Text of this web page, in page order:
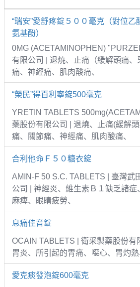
“瑞安”愛舒疼錠５００毫克（對位乙
氨基酚）
0MG (ACETAMINOPHEN)
有限公司 | 退燒、止痛（緩解頭痛
痛、神經痛、肌肉酸痛、
“榮民”得百利寧錠500毫克
YRETIN TABLETS
藥股份有限公司 | 退燒、止痛(緩解
痛、關節痛、神經痛、肌肉酸痛、
合利他命Ｆ５０糖衣錠
AMIN-F 50 S.C. TABLETS | 臺灣武
公司 | 神經炎、維生素Ｂ１缺乏諸
麻痺、眼睛疲勞、
息痛佳音錠
OCAIN TABLETS | 衛采製藥股份有
胃炎、所引起的胃痛、噁心、胃灼
愛克痰發泡錠600毫克